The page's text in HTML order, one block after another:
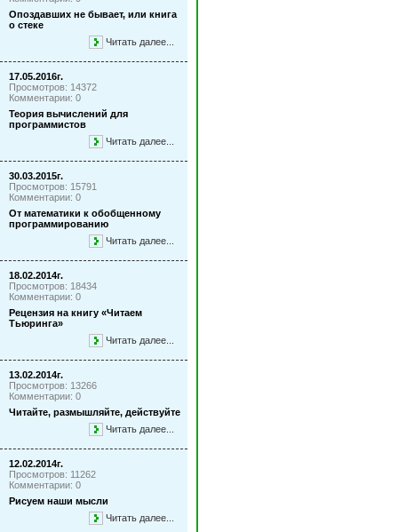
Опоздавших не бывает, или книга
о стеке
Читать далее...
17.05.2016г.
Просмотров: 14372
Комментарии: 0
Теория вычислений для
программистов
Читать далее...
30.03.2015г.
Просмотров: 15791
Комментарии: 0
От математики к обобщенному
программированию
Читать далее...
18.02.2014г.
Просмотров: 18434
Комментарии: 0
Рецензия на книгу «Читаем
Тьюринга»
Читать далее...
13.02.2014г.
Просмотров: 13266
Комментарии: 0
Читайте, размышляйте, действуйте
Читать далее...
12.02.2014г.
Просмотров: 11262
Комментарии: 0
Рисуем наши мысли
Читать далее...